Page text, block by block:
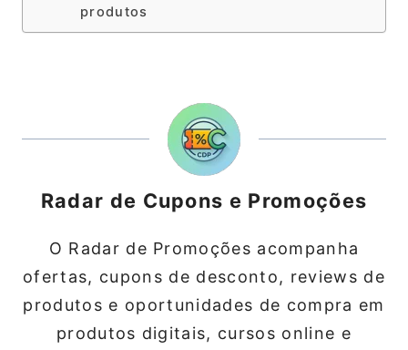
produtos
Radar de Cupons e Promoções
O Radar de Promoções acompanha
ofertas, cupons de desconto, reviews de
produtos e oportunidades de compra em
produtos digitais, cursos online e